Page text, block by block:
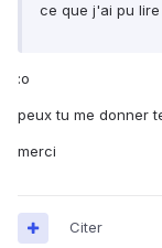
ce que j'ai pu lire
:o
peux tu me donner
merci
Citer